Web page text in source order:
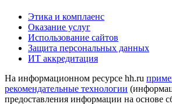
Этика и комплаенс
Оказание услуг
Использование сайтов
Защита персональных данных
ИТ аккредитация
На информационном ресурсе hh.ru
рекомендательные технологии
предоставления информации на основе